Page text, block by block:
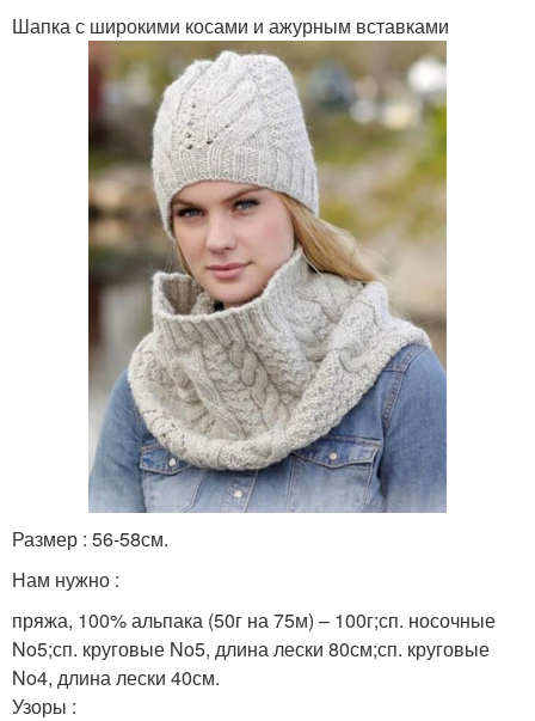
Шапка с широкими косами и ажурным вставками
Размер : 56-58см.
Нам нужно :
пряжа, 100% альпака (50г на 75м) – 100г;сп. носочные
No5;сп. круговые No5, длина лески 80см;сп. круговые
No4, длина лески 40см.
Узоры :